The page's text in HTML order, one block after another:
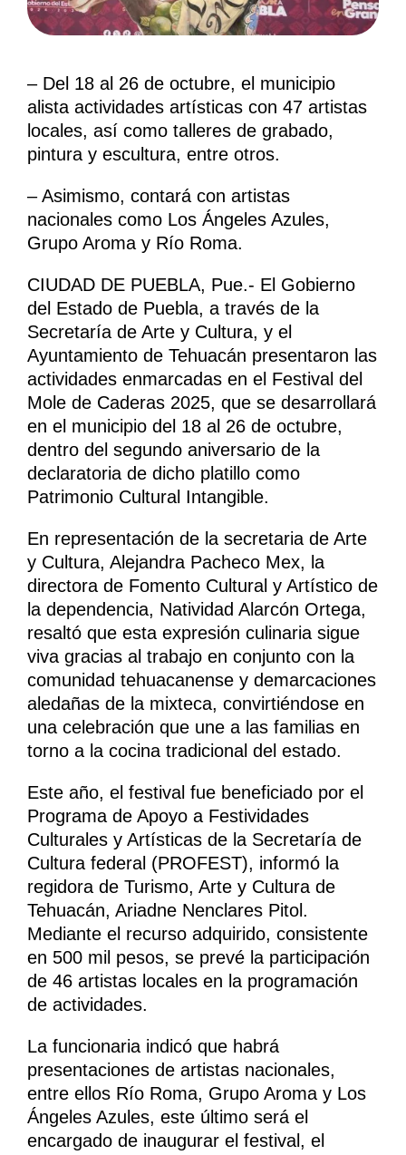
– Del 18 al 26 de octubre, el municipio
alista actividades artísticas con 47 artistas
locales, así como talleres de grabado,
pintura y escultura, entre otros.
– Asimismo, contará con artistas
nacionales como Los Ángeles Azules,
Grupo Aroma y Río Roma.
CIUDAD DE PUEBLA, Pue.- El Gobierno
del Estado de Puebla, a través de la
Secretaría de Arte y Cultura, y el
Ayuntamiento de Tehuacán presentaron las
actividades enmarcadas en el Festival del
Mole de Caderas 2025, que se desarrollará
en el municipio del 18 al 26 de octubre,
dentro del segundo aniversario de la
declaratoria de dicho platillo como
Patrimonio Cultural Intangible.
En representación de la secretaria de Arte
y Cultura, Alejandra Pacheco Mex, la
directora de Fomento Cultural y Artístico de
la dependencia, Natividad Alarcón Ortega,
resaltó que esta expresión culinaria sigue
viva gracias al trabajo en conjunto con la
comunidad tehuacanense y demarcaciones
aledañas de la mixteca, convirtiéndose en
una celebración que une a las familias en
torno a la cocina tradicional del estado.
Este año, el festival fue beneficiado por el
Programa de Apoyo a Festividades
Culturales y Artísticas de la Secretaría de
Cultura federal (PROFEST), informó la
regidora de Turismo, Arte y Cultura de
Tehuacán, Ariadne Nenclares Pitol.
Mediante el recurso adquirido, consistente
en 500 mil pesos, se prevé la participación
de 46 artistas locales en la programación
de actividades.
La funcionaria indicó que habrá
presentaciones de artistas nacionales,
entre ellos Río Roma, Grupo Aroma y Los
Ángeles Azules, este último será el
encargado de inaugurar el festival, el